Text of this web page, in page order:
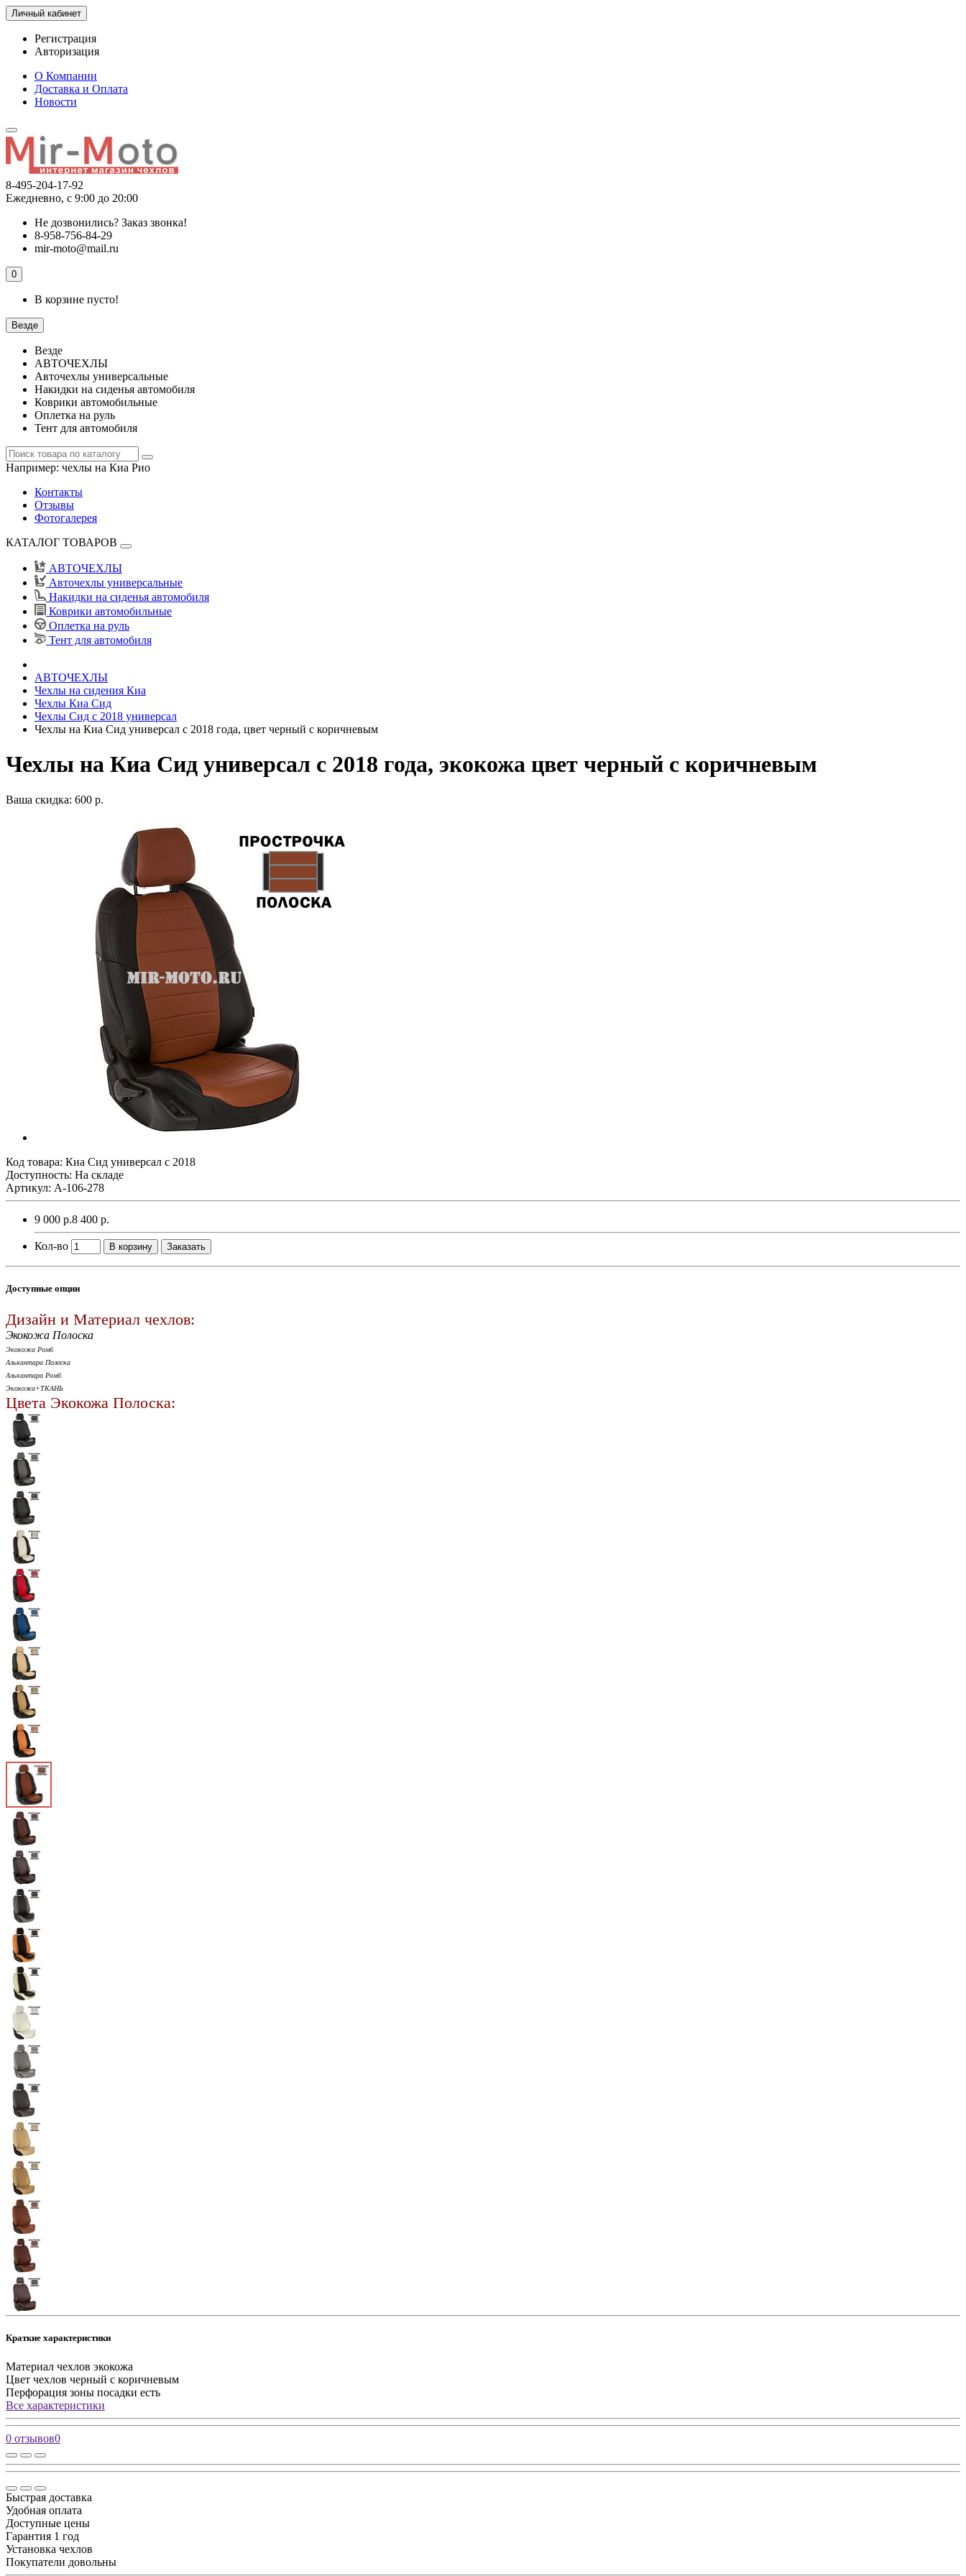
Личный кабинет
Регистрация
Авторизация
О Компании
Доставка и Оплата
Новости
8-495-204-17-92
Ежедневно, с 9:00 до 20:00
Не дозвонились? Заказ звонка!
8-958-756-84-29
mir-moto@mail.ru
0
В корзине пусто!
Везде
Везде
АВТОЧЕХЛЫ
Авточехлы универсальные
Накидки на сиденья автомобиля
Коврики автомобильные
Оплетка на руль
Тент для автомобиля
Например: чехлы на Киа Рио
Контакты
Отзывы
Фотогалерея
КАТАЛОГ ТОВАРОВ
АВТОЧЕХЛЫ
Авточехлы универсальные
Накидки на сиденья автомобиля
Коврики автомобильные
Оплетка на руль
Тент для автомобиля
АВТОЧЕХЛЫ
Чехлы на сидения Киа
Чехлы Киа Сид
Чехлы Сид с 2018 универсал
Чехлы на Киа Сид универсал с 2018 года, цвет черный с коричневым
Чехлы на Киа Сид универсал с 2018 года, экокожа цвет черный с коричневым
Ваша скидка: 600 р.
Код товара: Киа Сид универсал с 2018
Доступность: На складе
Артикул: A-106-278
9 000 р.8 400 р.
Кол-во В корзину Заказать
Доступные опции
Дизайн и Материал чехлов:
Экокожа Полоска
Экокожа Ромб
Алькантара Полоска
Алькантара Ромб
Экокожа+ТКАНЬ
Цвета Экокожа Полоска:
Краткие характеристики
Материал чехлов экокожа
Цвет чехлов черный с коричневым
Перфорация зоны посадки есть
Все характеристики
0 отзывов0
Быстрая доставка
Удобная оплата
Доступные цены
Гарантия 1 год
Установка чехлов
Покупатели довольны